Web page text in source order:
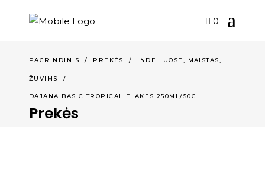
0
PAGRINDINIS / PREKĖS / INDELIUOSE , MAISTAS,
ŽUVIMS /
DAJANA BASIC TROPICAL FLAKES 250ML/50G
Prekės